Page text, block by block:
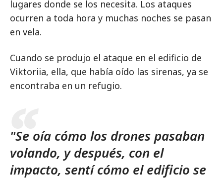
lugares donde se los necesita. Los ataques
ocurren a toda hora y muchas noches se pasan
en vela.
Cuando se produjo el ataque en el edificio de
Viktoriia, ella, que había oído las sirenas, ya se
encontraba en un refugio.
"Se oía cómo los drones pasaban
volando, y después, con el
impacto, sentí cómo el edificio se